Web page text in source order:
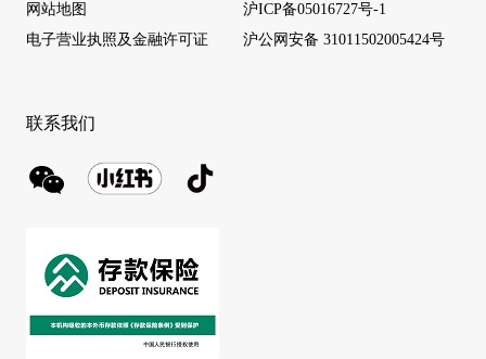
网站地图
电子营业执照及金融许可证
沪ICP备05016727号-1
沪公网安备 31011502005424号
联系我们